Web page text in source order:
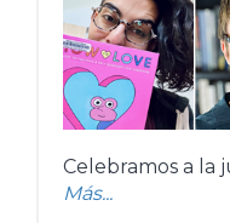
Celebramos a
Más...